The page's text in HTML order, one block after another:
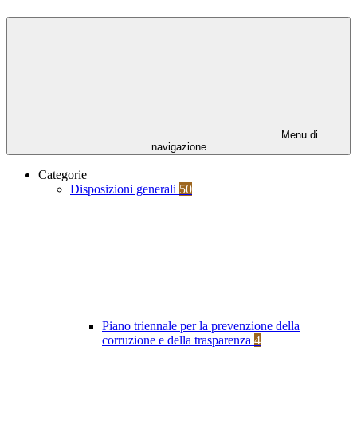
Menu di
navigazione
Categorie
Disposizioni generali 50
Piano triennale per la prevenzione della
corruzione e della trasparenza 4